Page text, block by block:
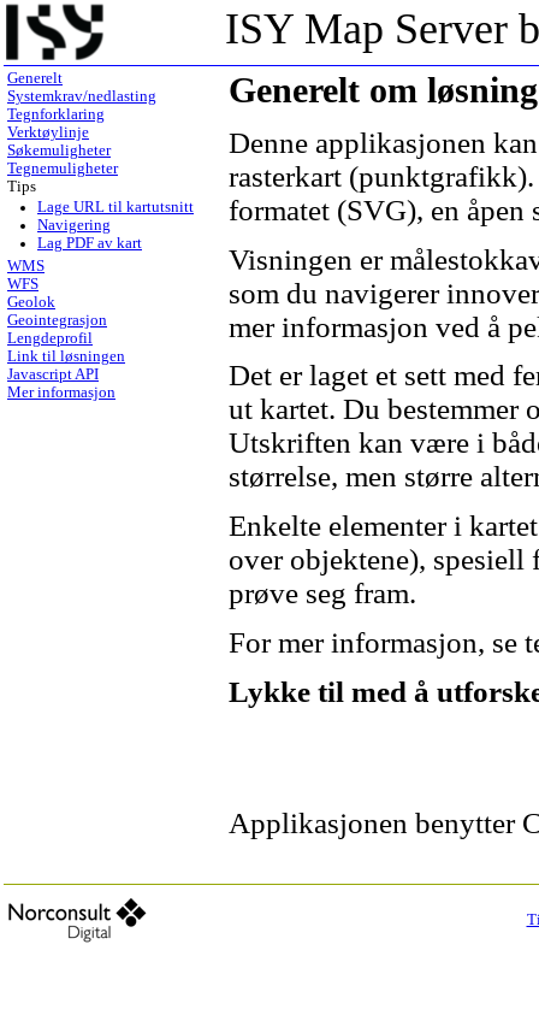
ISY Map Server
Generelt
Systemkrav/nedlasting
Tegnforklaring
Verktøylinje
Søkemuligheter
Tegnemuligheter
Tips
Lage URL til kartutsnitt
Navigering
Lag PDF av kart
WMS
WFS
Geolok
Geointegrasjon
Lengdeprofil
Link til løsningen
Javascript API
Mer informasjon
Generelt om
Denne applikasjonen
rasterkart
formatet (SVG), en åpen
Visningen er
som du navigerer
mer informasjon ved å
Det er laget et sett med
ut kartet. Du bestemmer
Utskriften kan være i
størrelse, men større
Enkelte elementer i
over objektene), spesiell
prøve seg fram.
For mer informasjon, se
Lykke til med å
Applikasjonen benytter